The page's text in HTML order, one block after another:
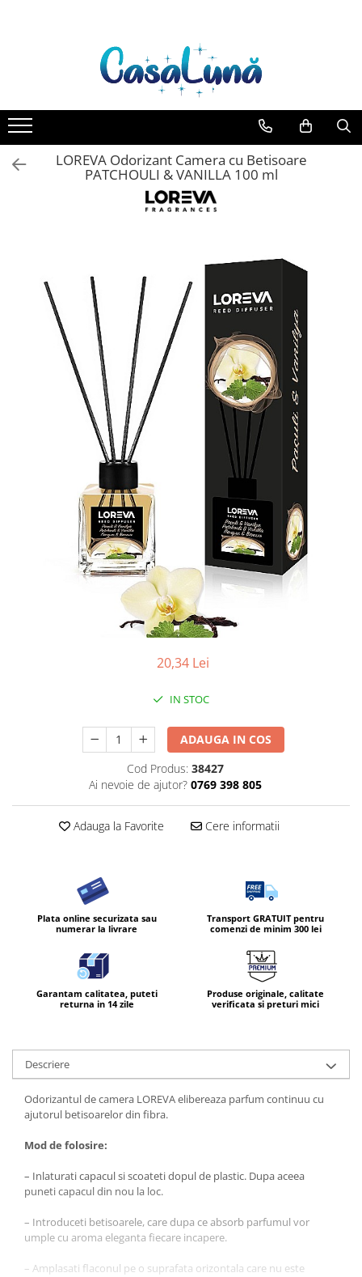
Toate Produsele
Gamma D'ORO Odorizant Cu
Betisoare 120 ml
EYFEL
EYFEL Odorizant Auto 10 ml
EYFEL Odorizant Camera cu
LORIS Odorizant cu Betisoare 120
Detergent Rufe
Anticalcar
Apret & solutii speciale
Detergent lichid
Detergent pudra
Parfum de rufe
Solutie de intretinere textile
Solutii de scos pete
Tablete & Capsule
Produse Dezinfectante-
Produse de uz casnic
Diverse produse de uz casnic
Pardoseli
Ingrijire Personala
Ingrijirea corpului
Deo Incaltaminte
Gel de dus
Ingrijire intima
Lotiune de corp
Sapunuri
Ingrijirea parului
Balsam de par
Fixativ si spuma de par
Masca & Gel de par
Sampon
Vopsea de par
LOREVA Odorizant Camera cu Betisoare
PATCHOULI & VANILLA 100 ml
20,34 Lei
IN STOC
ADAUGA IN COS
Cod Produs: 38427
Ai nevoie de ajutor? 0769 398 805
Adauga la Favorite Cere informatii
Plata online securizata sau
numerar la livrare
Transport GRATUIT pentru
comenzi de minim 300 lei
Garantam calitatea, puteti
returna in 14 zile
Produse originale, calitate
verificata si preturi mici
Descriere
Odorizantul de camera LOREVA elibereaza parfum continuu cu
ajutorul betisoarelor din fibra.
Mod de folosire:
– Inlaturati capacul si scoateti dopul de plastic. Dupa aceea
puneti capacul din nou la loc.
– Introduceti betisoarele, care dupa ce absorb parfumul vor
umple cu aroma eleganta fiecare incapere.
– Amplasati flaconul pe o suprafata orizontala care nu este